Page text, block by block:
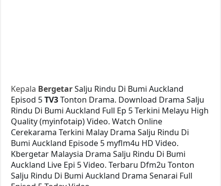
Kepala BergetarSalju Rindu Di Bumi Auckland
Episod 5TV3Tonton Drama. Download Drama Salju
Rindu Di Bumi Auckland Full Ep 5 Terkini Melayu High
Quality (myinfotaip) Video. Watch Online
Cerekarama Terkini Malay Drama Salju Rindu Di
Bumi Auckland Episode 5 myflm4u HD Video.
Kbergetar Malaysia Drama Salju Rindu Di Bumi
Auckland Live Epi 5 Video. Terbaru Dfm2u Tonton
Salju Rindu Di Bumi Auckland Drama Senarai Full